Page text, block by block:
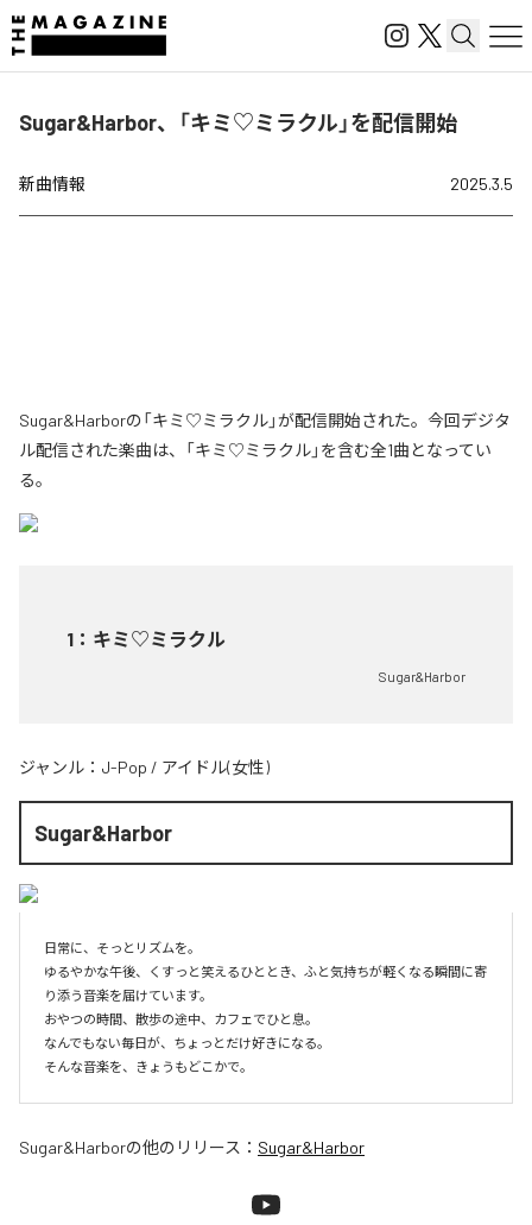
Sugar&Harbor、「キミ♡ミラクル」を配信開始
新曲情報 2025.3.5
Sugar&Harborの「キミ♡ミラクル」が配信開始された。今回デジタ
ル配信された楽曲は、「キミ♡ミラクル」を含む全1曲となってい
る。
1 ： キミ♡ミラクル
Sugar&Harbor
ジャンル： J-Pop / アイドル(女性)
Sugar&Harbor
日常に、そっとリズムを。
ゆるやかな午後、くすっと笑えるひととき、ふと気持ちが軽くなる瞬間に寄
り添う音楽を届けています。
おやつの時間、散歩の途中、カフェでひと息。
なんでもない毎日が、ちょっとだけ好きになる。
そんな音楽を、きょうもどこかで。
Sugar&Harborの他のリリース： Sugar&Harbor